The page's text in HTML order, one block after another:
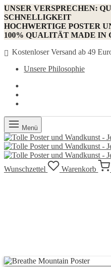
UNSER VERSPRECHEN:
SCHNELLIGKEIT
HOCHWERTIGE POSTER
100% QUALITÄT MADE IN
Kostenloser Versand ab 49
Unsere Philosophie
Menü
Wunschzettel Warenkorb